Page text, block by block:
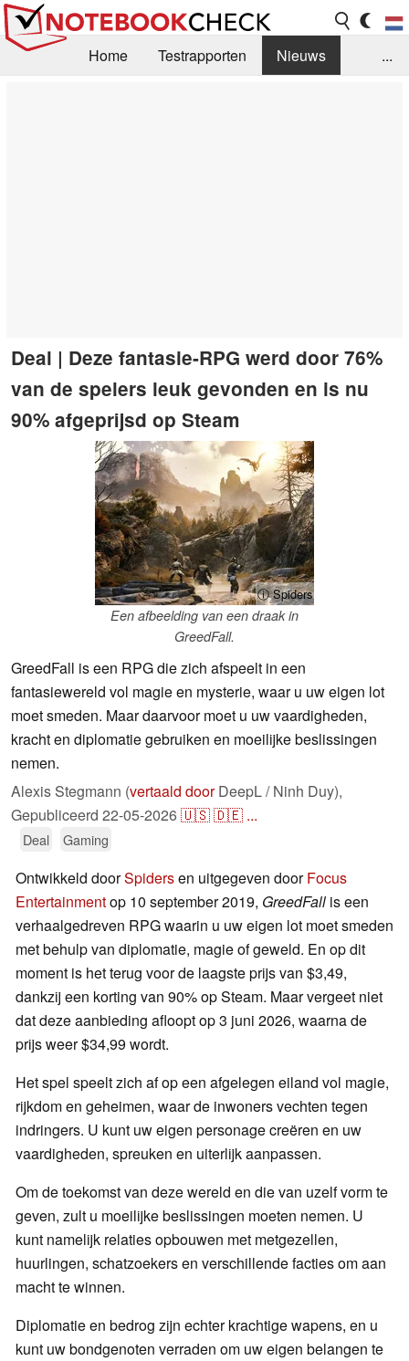
Home Testrapporten
Nieuws
...
Deal | Deze fantasie-RPG werd door 76%
van de spelers leuk gevonden en is nu
90% afgeprijsd op Steam
ⓘ Spiders
Een afbeelding van een draak in
GreedFall.
GreedFall is een RPG die zich afspeelt in een
fantasiewereld vol magie en mysterie, waar u uw eigen lot
moet smeden. Maar daarvoor moet u uw vaardigheden,
kracht en diplomatie gebruiken en moeilijke beslissingen
nemen.
Alexis Stegmann (vertaald doorDeepL / Ninh Duy),
Gepubliceerd 22-05-2026🇺🇸🇩🇪 ...
Deal Gaming
Ontwikkeld doorSpidersen uitgegeven doorFocus
Entertainmentop 10 september 2019, GreedFall is een
verhaalgedreven RPG waarin u uw eigen lot moet smeden
met behulp van diplomatie, magie of geweld. En op dit
moment is het terug voor de laagste prijs van $3,49,
dankzij een korting van 90% op Steam. Maar vergeet niet
dat deze aanbieding afloopt op 3 juni 2026, waarna de
prijs weer $34,99 wordt.
Het spel speelt zich af op een afgelegen eiland vol magie,
rijkdom en geheimen, waar de inwoners vechten tegen
indringers. U kunt uw eigen personage creëren en uw
vaardigheden, spreuken en uiterlijk aanpassen.
Om de toekomst van deze wereld en die van uzelf vorm te
geven, zult u moeilijke beslissingen moeten nemen. U
kunt namelijk relaties opbouwen met metgezellen,
huurlingen, schatzoekers en verschillende facties om aan
macht te winnen.
Diplomatie en bedrog zijn echter krachtige wapens, en u
kunt uw bondgenoten verraden om uw eigen belangen te